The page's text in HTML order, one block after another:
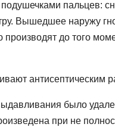
пальцев:
Вышедшее наружу
до того
антисептическим
было
при не